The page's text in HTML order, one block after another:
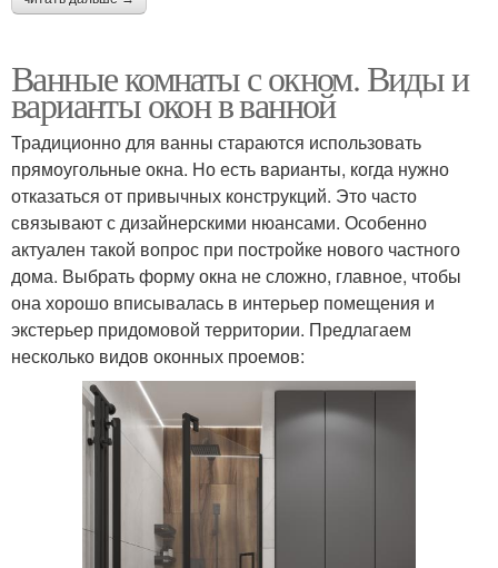
Ванные комнаты с окном. Виды и
варианты окон в ванной
Традиционно для ванны стараются использовать
прямоугольные окна. Но есть варианты, когда нужно
отказаться от привычных конструкций. Это часто
связывают с дизайнерскими нюансами. Особенно
актуален такой вопрос при постройке нового частного
дома. Выбрать форму окна не сложно, главное, чтобы
она хорошо вписывалась в интерьер помещения и
экстерьер придомовой территории. Предлагаем
несколько видов оконных проемов: